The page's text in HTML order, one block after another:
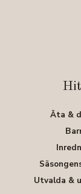
Äta &
Utvalda &